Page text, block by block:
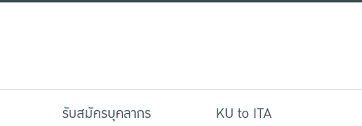
รับสมัครบุคลากร KU to ITA